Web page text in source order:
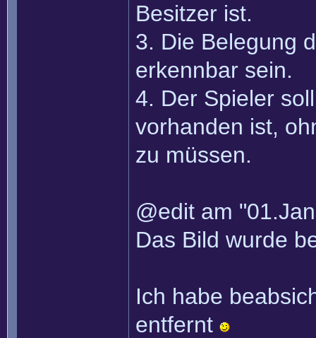
Besitzer ist.
3. Die Belegung
erkennbar sein.
4. Der Spieler
vorhanden ist,
zu müssen.
@edit am
Das Bild wurde
Ich habe
entfernt